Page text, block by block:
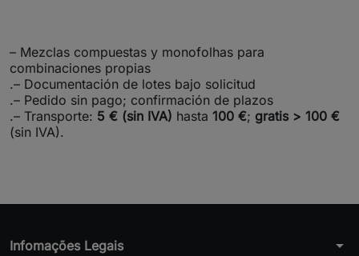
– Mezclas compuestas y monofolhas para
combinaciones propias
.– Documentación de lotes bajo solicitud
.– Pedido sin pago; confirmación de plazos
.– Transporte: 5 € (sin IVA) hasta 100 €; gratis > 100 €
(sin IVA).
Infomações Legais arrow_drop_down